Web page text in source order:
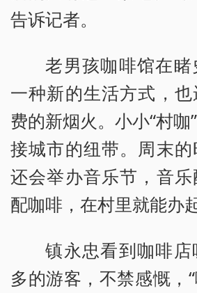
告诉记者。
老男孩咖啡馆在睹
一种新的生活方式，
费的新烟火。小小“村咖
接城市的纽带。周末
还会举办音乐节，音
配咖啡，在村里就能办
镇永忠看到咖啡
多的游客，不禁感慨，